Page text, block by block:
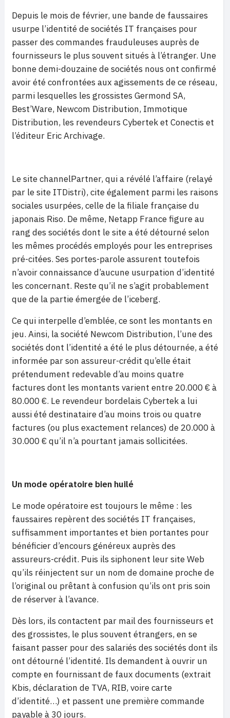
Depuis le mois de février, une bande de faussaires
usurpe l’identité de sociétés IT françaises pour
passer des commandes frauduleuses auprès de
fournisseurs le plus souvent situés à l’étranger. Une
bonne demi-douzaine de sociétés nous ont confirmé
avoir été confrontées aux agissements de ce réseau,
parmi lesquelles les grossistes Germond SA,
Best’Ware, Newcom Distribution, Immotique
Distribution, les revendeurs Cybertek et Conectis et
l’éditeur Eric Archivage.
Le site channelPartner, qui a révélé l’affaire (relayé
par le site ITDistri), cite également parmi les raisons
sociales usurpées, celle de la filiale française du
japonais Riso. De même, Netapp France figure au
rang des sociétés dont le site a été détourné selon
les mêmes procédés employés pour les entreprises
pré-citées. Ses portes-parole assurent toutefois
n’avoir connaissance d’aucune usurpation d’identité
les concernant. Reste qu’il ne s’agit probablement
que de la partie émergée de l’iceberg.
Ce qui interpelle d’emblée, ce sont les montants en
jeu. Ainsi, la société Newcom Distribution, l’une des
sociétés dont l’identité a été le plus détournée, a été
informée par son assureur-crédit qu’elle était
prétendument redevable d’au moins quatre
factures dont les montants varient entre 20.000 € à
80.000 €. Le revendeur bordelais Cybertek a lui
aussi été destinataire d’au moins trois ou quatre
factures (ou plus exactement relances) de 20.000 à
30.000 € qu’il n’a pourtant jamais sollicitées.
Un mode opératoire bien huilé
Le mode opératoire est toujours le même : les
faussaires repèrent des sociétés IT françaises,
suffisamment importantes et bien portantes pour
bénéficier d’encours généreux auprès des
assureurs-crédit. Puis ils siphonent leur site Web
qu’ils réinjectent sur un nom de domaine proche de
l’original ou prêtant à confusion qu’ils ont pris soin
de réserver à l’avance.
Dès lors, ils contactent par mail des fournisseurs et
des grossistes, le plus souvent étrangers, en se
faisant passer pour des salariés des sociétés dont ils
ont détourné l’identité. Ils demandent à ouvrir un
compte en fournissant de faux documents (extrait
Kbis, déclaration de TVA, RIB, voire carte
d’identité…) et passent une première commande
payable à 30 jours.